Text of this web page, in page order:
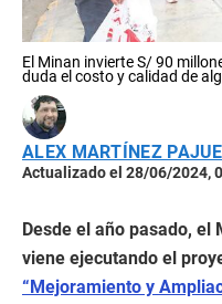
El Minan invierte S/ 90
duda el costo y calidad de
ALEX MARTÍNEZ
Actualizado el 28/06/2024,
Desde el año pasado,
viene ejecutando el
“Mejoramiento y